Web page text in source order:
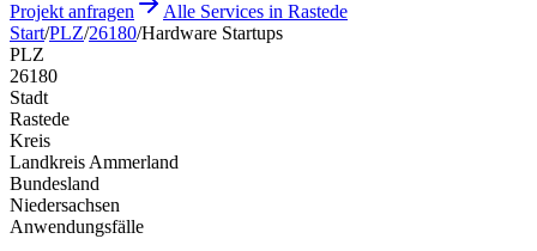
Projekt anfragen
Alle Services in Rastede
Start/PLZ/26180/Hardware Startups
PLZ
26180
Stadt
Rastede
Kreis
Landkreis Ammerland
Bundesland
Niedersachsen
Anwendungsfälle